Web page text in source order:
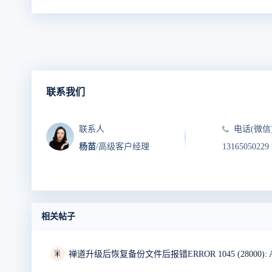
联系我们
联系人
杨苗/高级客户经理
电话(微
13165050229
相关帖子
🎇